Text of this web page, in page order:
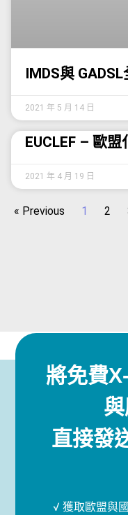
IMDS與
2021 年 5 月 14 日
EUCLEF – 歐
2021 年 4 月 19 日
« Previous 1 2
將免費
直接發
√ 獲取歐盟與